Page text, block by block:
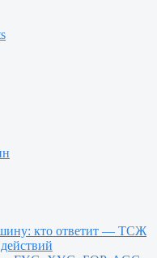
кто ответит — ТСЖ